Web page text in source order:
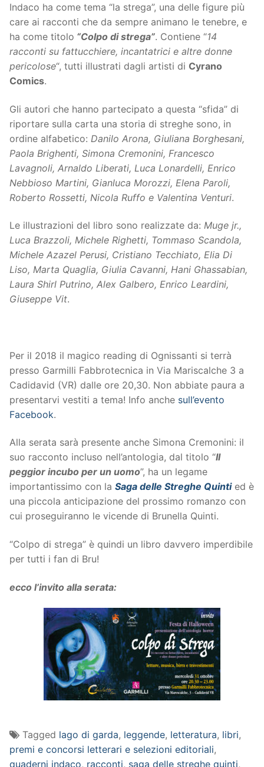
Indaco ha come tema “la strega”, una delle figure più
care ai racconti che da sempre animano le tenebre, e
ha come titolo “Colpo di strega”. Contiene “14
racconti su fattucchiere, incantatrici e altre donne
pericolose“, tutti illustrati dagli artisti di Cyrano
Comics.
Gli autori che hanno partecipato a questa “sfida” di
riportare sulla carta una storia di streghe sono, in
ordine alfabetico: Danilo Arona, Giuliana Borghesani,
Paola Brighenti, Simona Cremonini, Francesco
Lavagnoli, Arnaldo Liberati, Luca Lonardelli, Enrico
Nebbioso Martini, Gianluca Morozzi, Elena Paroli,
Roberto Rossetti, Nicola Ruffo e Valentina Venturi.
Le illustrazioni del libro sono realizzate da: Muge jr.,
Luca Brazzoli, Michele Righetti, Tommaso Scandola,
Michele Azazel Perusi, Cristiano Tecchiato, Elia Di
Liso, Marta Quaglia, Giulia Cavanni, Hani Ghassabian,
Laura Shirl Putrino, Alex Galbero, Enrico Leardini,
Giuseppe Vit.
Per il 2018 il magico reading di Ognissanti si terrà
presso Garmilli Fabbrotecnica in Via Mariscalche 3 a
Cadidavid (VR) dalle ore 20,30. Non abbiate paura a
presentarvi vestiti a tema! Info anche sull’evento
Facebook.
Alla serata sarà presente anche Simona Cremonini: il
suo racconto incluso nell’antologia, dal titolo “Il
peggior incubo per un uomo”, ha un legame
importantissimo con la Saga delle Streghe Quintied è
una piccola anticipazione del prossimo romanzo con
cui proseguiranno le vicende di Brunella Quinti.
“Colpo di strega” è quindi un libro davvero imperdibile
per tutti i fan di Bru!
ecco l’invito alla serata:
Tagged lago di garda, leggende, letteratura, libri,
premi e concorsi letterari e selezioni editoriali,
quaderni indaco, racconti, saga delle streghe quinti,